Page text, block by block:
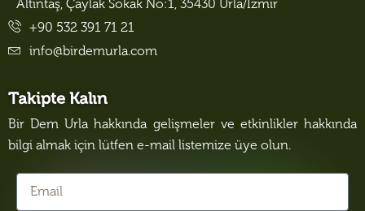
Altıntaş, Çaylak Sokak No:1, 35430 Urla/İzmir
+90 532 391 71 21
info@birdemurla.com
Takipte Kalın
Bir Dem Urla hakkında gelişmeler ve etkinlikler hakkında
bilgi almak için lütfen e-mail listemize üye olun.